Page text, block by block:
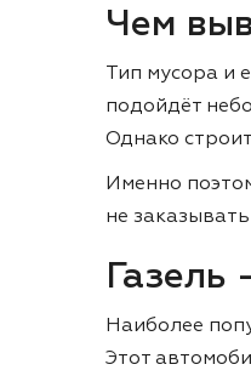
Чем
Тип мусора и
подойдёт
Однако
Именно
не
Газель
Наиболее
Этот